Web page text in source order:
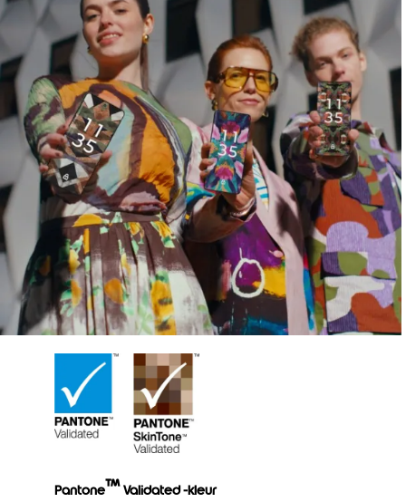
Pantone™Validated -kleur